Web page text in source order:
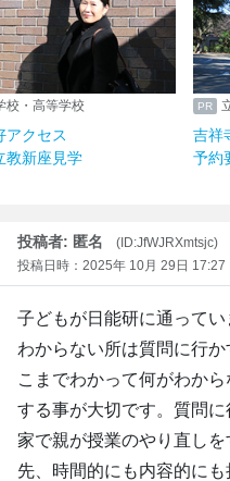
校・高等学校
アクセス
教新座見学
吉祥
予約
投稿者: 匿名
(ID:JfWJRXmtsjc)
投稿日時：2025年 10月 29日 17:27
子どもが日能研に通ってい
わからない所は質問に行
こまでわかって何がわか
する事が大切です。質問に
家で親が授業のやり直し
先、時間的にも内容的に